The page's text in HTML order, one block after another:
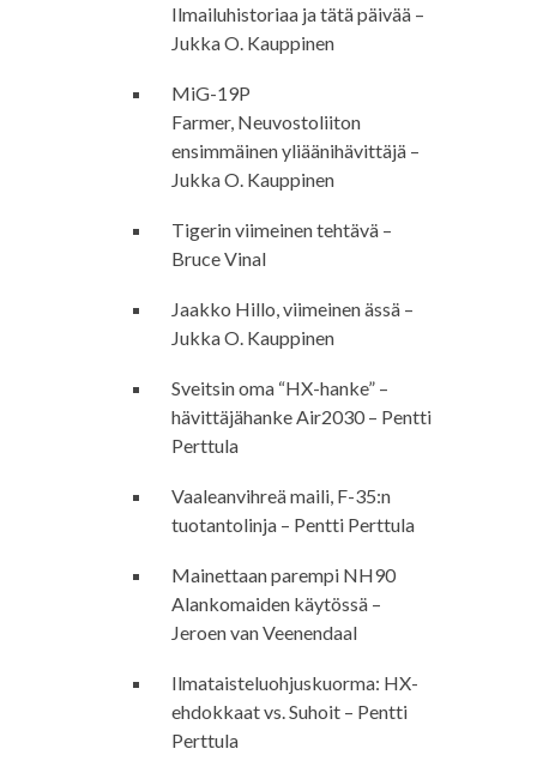
Ilmailuhistoriaa ja tätä päivää –
Jukka O. Kauppinen
MiG-19P
Farmer, Neuvostoliiton
ensimmäinen yliäänihävittäjä –
Jukka O. Kauppinen
Tigerin viimeinen tehtävä –
Bruce Vinal
Jaakko Hillo, viimeinen ässä –
Jukka O. Kauppinen
Sveitsin oma “HX-hanke” –
hävittäjähanke Air2030 – Pentti
Perttula
Vaaleanvihreä maili, F-35:n
tuotantolinja – Pentti Perttula
Mainettaan parempi NH90
Alankomaiden käytössä –
Jeroen van Veenendaal
Ilmataisteluohjuskuorma: HX-
ehdokkaat vs. Suhoit – Pentti
Perttula